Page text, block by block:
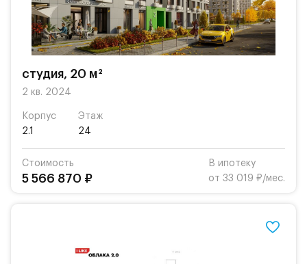
студия, 20 м²
2 кв. 2024
Корпус
2.1
Этаж
24
Стоимость
5 566 870 ₽
В ипотеку
от 33 019 ₽/мес.